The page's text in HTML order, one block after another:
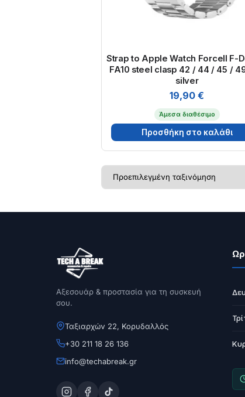
Strap to Apple Watch Forcell F-
FA10 steel clasp 42 / 44 / 45 /
silver
19,90€
Άμεσα διαθέσιμο
Προσθήκη στο καλάθι
Αξεσουάρ & προστασία για τη συσκευή
σου.
Ταξιαρχών 22, Κορυδαλλός
+30 211 18 26 136
info@techabreak.gr